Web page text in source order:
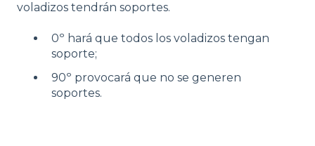
voladizos tendrán soportes.
0º hará que todos los voladizos tengan
soporte;
90º provocará que no se generen
soportes.